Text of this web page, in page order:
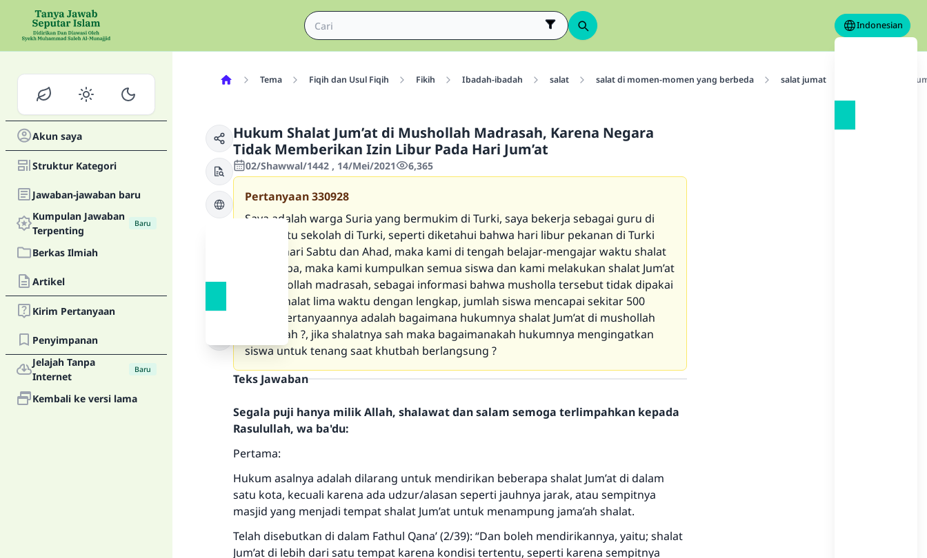
Indonesian
Akun saya
Struktur Kategori
Jawaban-jawaban baru
Kumpulan Jawaban
Terpenting
Baru
Berkas Ilmiah
Artikel
Kirim Pertanyaan
Penyimpanan
Jelajah Tanpa
Internet
Baru
Kembali ke versi lama
Tema Fiqih dan Usul Fiqih Fikih Ibadah-ibadah salat salat di momen-momen yang berbeda salat jumat Hukum Shalat
Hukum Shalat Jum’at di Mushollah Madrasah, Karena Negara
Tidak Memberikan Izin Libur Pada Hari Jum’at
02/Shawwal/1442 , 14/Mei/2021 6,365
Pertanyaan330928
Saya adalah warga Suria yang bermukim di Turki, saya bekerja sebagai guru di
salah satu sekolah di Turki, seperti diketahui bahwa hari libur pekanan di Turki
adalah hari Sabtu dan Ahad, maka kami di tengah belajar-mengajar waktu shalat
Jum’at tiba, maka kami kumpulkan semua siswa dan kami melakukan shalat Jum’at
di mushollah madrasah, sebagai informasi bahwa musholla tersebut tidak dipakai
untuk shalat lima waktu dengan lengkap, jumlah siswa mencapai sekitar 500
siswa. Pertanyaannya adalah bagaimana hukumnya shalat Jum’at di mushollah
madrasah ?, jika shalatnya sah maka bagaimanakah hukumnya mengingatkan
siswa untuk tenang saat khutbah berlangsung ?
Teks Jawaban
Segala puji hanya milik Allah, shalawat dan salam semoga terlimpahkan kepada
Rasulullah, wa ba'du:
Pertama:
Hukum asalnya adalah dilarang untuk mendirikan beberapa shalat Jum’at di dalam
satu kota, kecuali karena ada udzur/alasan seperti jauhnya jarak, atau sempitnya
masjid yang menjadi tempat shalat Jum’at untuk menampung jama’ah shalat.
Telah disebutkan di dalam Fathul Qana’ (2/39): “Dan boleh mendirikannya, yaitu; shalat
Jum’at di lebih dari satu tempat karena kondisi tertentu, seperti karena sempitnya